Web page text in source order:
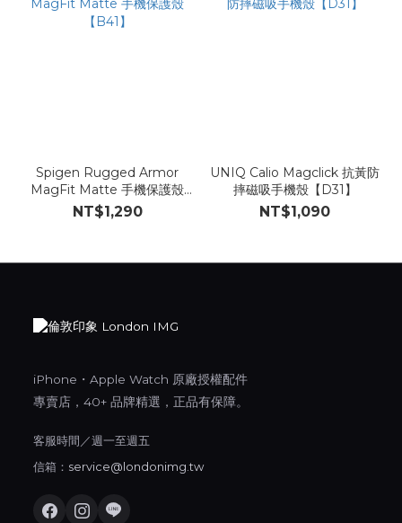
Spigen Rugged Armor
MagFit Matte 手機保護殼
【B41】
NT$1,290
UNIQ Calio Magclick 抗黃防
摔磁吸手機殼【D31】
NT$1,090
iPhone・Apple Watch 原廠授權配件
專賣店，40+ 品牌精選，正品有保障。
客服時間／週一至週五
信箱： service@londonimg.tw